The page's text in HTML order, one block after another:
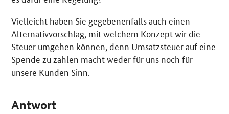
Vielleicht haben Sie gegebenenfalls auch einen
Alternativvorschlag, mit welchem Konzept wir die
Steuer umgehen können, denn Umsatzsteuer auf eine
Spende zu zahlen macht weder für uns noch für
unsere Kunden Sinn.
Antwort